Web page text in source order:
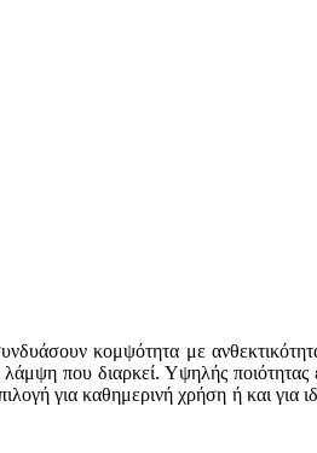
κομψότητα με
που διαρκεί. Υψηλής
για καθημερινή χρήση ή και για